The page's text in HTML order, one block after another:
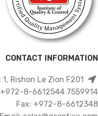
CONTACT INFORMATION
7559914 Phone: +972-8-6612544
Fax: +972-8-6612348